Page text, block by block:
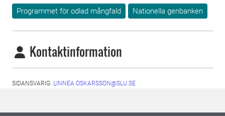
Programmet för odlad mångfald Nationella genbanken
Kontaktinformation
SIDANSVARIG: LINNEA.OSKARSSON@SLU.SE